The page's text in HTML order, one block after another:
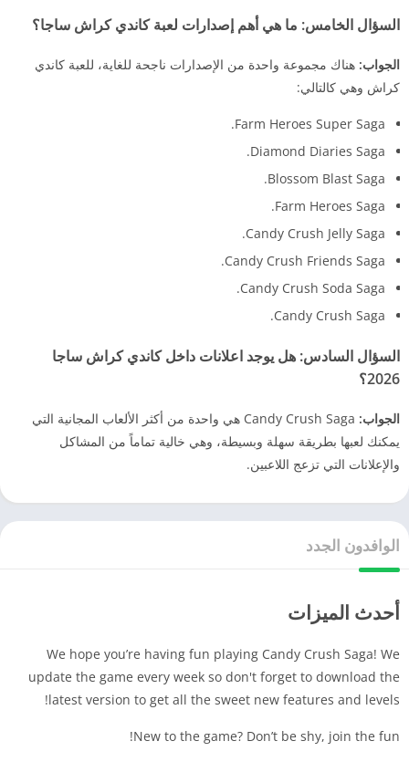
السؤال الخامس: ما هي أهم إصدارات لعبة كاندي كراش ساجا؟
الجواب: هناك مجموعة واحدة من الإصدارات ناجحة للغاية، للعبة كاندي
كراش وهي كالتالي:
Farm Heroes Super Saga.
Diamond Diaries Saga.
Blossom Blast Saga.
Farm Heroes Saga.
Candy Crush Jelly Saga.
Candy Crush Friends Saga.
Candy Crush Soda Saga.
Candy Crush Saga.
السؤال السادس: هل يوجد اعلانات داخل كاندي كراش ساجا
2026؟
الجواب:
Candy Crush Saga هي واحدة من أكثر الألعاب المجانية التي
يمكنك لعبها بطريقة سهلة وبسيطة، وهي خالية تماماً من المشاكل
والإعلانات التي تزعج اللاعبين.
الوافدون الجدد
أحدث الميزات
We hope you’re having fun playing Candy Crush Saga! We
update the game every week so don't forget to download the
latest version to get all the sweet new features and levels!
New to the game? Don’t be shy, join the fun!